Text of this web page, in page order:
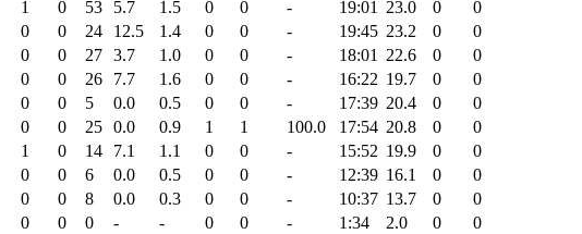
1 0 53 5.7 1.5 0 0 - 19:01 23.0 0
0
0 0 24 12.5 1.4 0 0 - 19:45 23.2 0
0
0 0 27 3.7 1.0 0 0 - 18:01 22.6 0
0
0 0 26 7.7 1.6 0 0 - 16:22 19.7 0
0
0 0 5 0.0 0.5 0 0 - 17:39 20.4 0
0
0 0 25 0.0 0.9 1 1 100.0 17:54 20.8 0
0
1 0 14 7.1 1.1 0 0 - 15:52 19.9 0
0
0 0 6 0.0 0.5 0 0 - 12:39 16.1 0
0
0 0 8 0.0 0.3 0 0 - 10:37 13.7 0
0
0 0 0 - - 0 0 - 1:34 2.0 0
0